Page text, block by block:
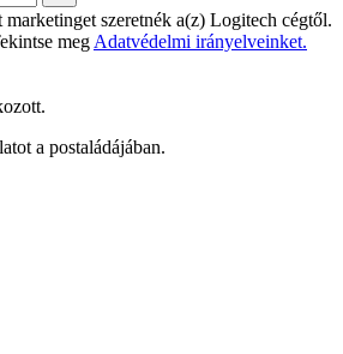
marketinget szeretnék a(z) Logitech cégtől.
meg Adatvédelmi irányelveinket.
a postaládájában.